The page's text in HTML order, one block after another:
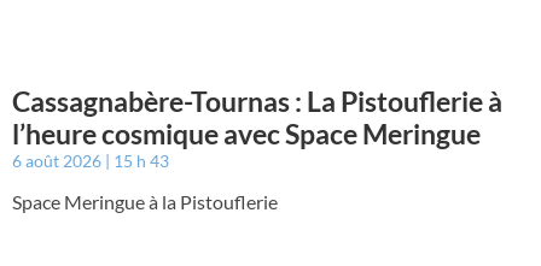
Cassagnabère-Tournas : La Pistouflerie à
l’heure cosmique avec Space Meringue
6 août 2026 15 h 43
Space Meringue à la Pistouflerie